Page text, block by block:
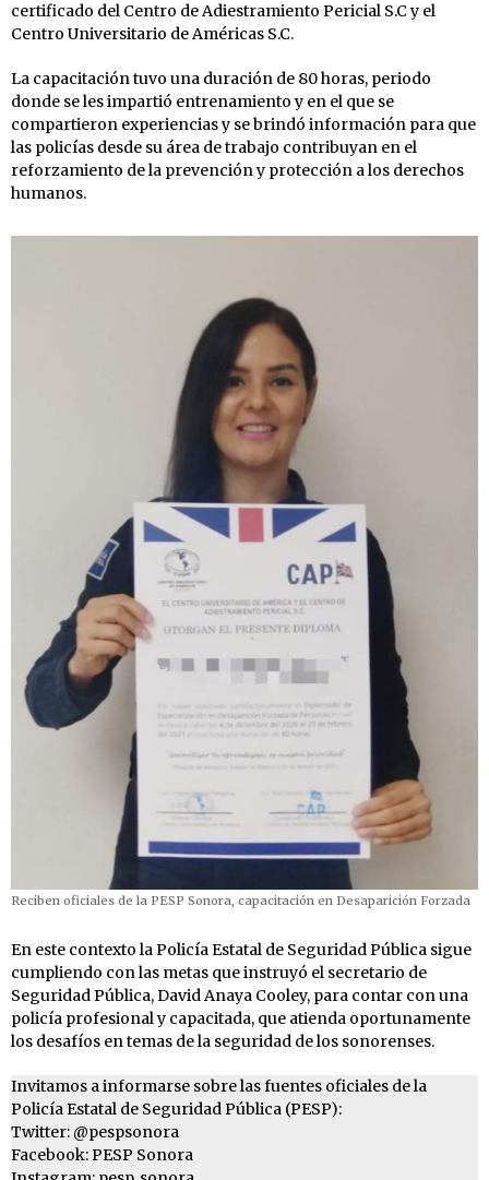
certificado del Centro de Adiestramiento Pericial S.C y el
Centro Universitario de Américas S.C.
La capacitación tuvo una duración de 80 horas, periodo
donde se les impartió entrenamiento y en el que se
compartieron experiencias y se brindó información para que
las policías desde su área de trabajo contribuyan en el
reforzamiento de la prevención y protección a los derechos
humanos.
Reciben oficiales de la PESP Sonora, capacitación en Desaparición Forzada
En este contexto la Policía Estatal de Seguridad Pública sigue
cumpliendo con las metas que instruyó el secretario de
Seguridad Pública, David Anaya Cooley, para contar con una
policía profesional y capacitada, que atienda oportunamente
los desafíos en temas de la seguridad de los sonorenses.
Invitamos a informarse sobre las fuentes oficiales de la
Policía Estatal de Seguridad Pública (PESP):
Twitter: @pespsonora
Facebook: PESP Sonora